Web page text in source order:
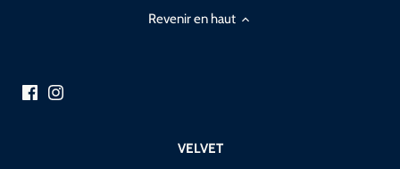
Revenir en haut
VELVET